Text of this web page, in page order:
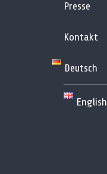
Presse
Kontakt
Deutsch
English